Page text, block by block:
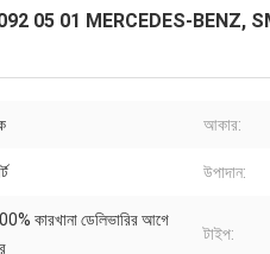
092 05 01 MERCEDES-BENZ,
আকার:
উপাদান:
কারখানা ডেলিভারির আগে
টাইপ: